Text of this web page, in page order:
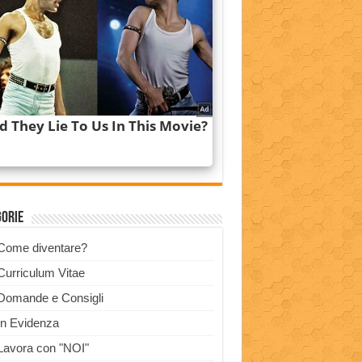
diventare?
Vitae
e Consigli
Evidenza
con "NOI"